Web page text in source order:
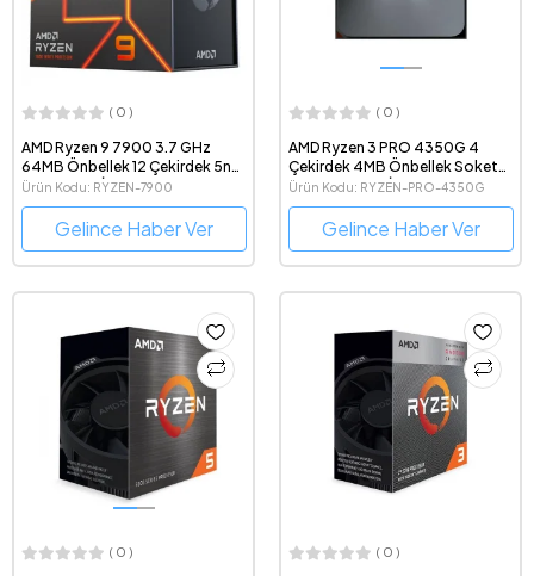
( 0 )
AMD Ryzen 9 7900 3.7 GHz
64MB Önbellek 12 Çekirdek 5nm
Soket AM5 İşlemci
Ürün Kodu: RYZEN-7900
Gelince Haber Ver
( 0 )
AMD Ryzen 3 PRO 4350G 4
Çekirdek 4MB Önbellek Soket
AM4 7nm Tray İşlemci
Ürün Kodu: RYZEN-PRO-4350G
TRAY
Gelince Haber Ver
( 0 ) ( 0 )